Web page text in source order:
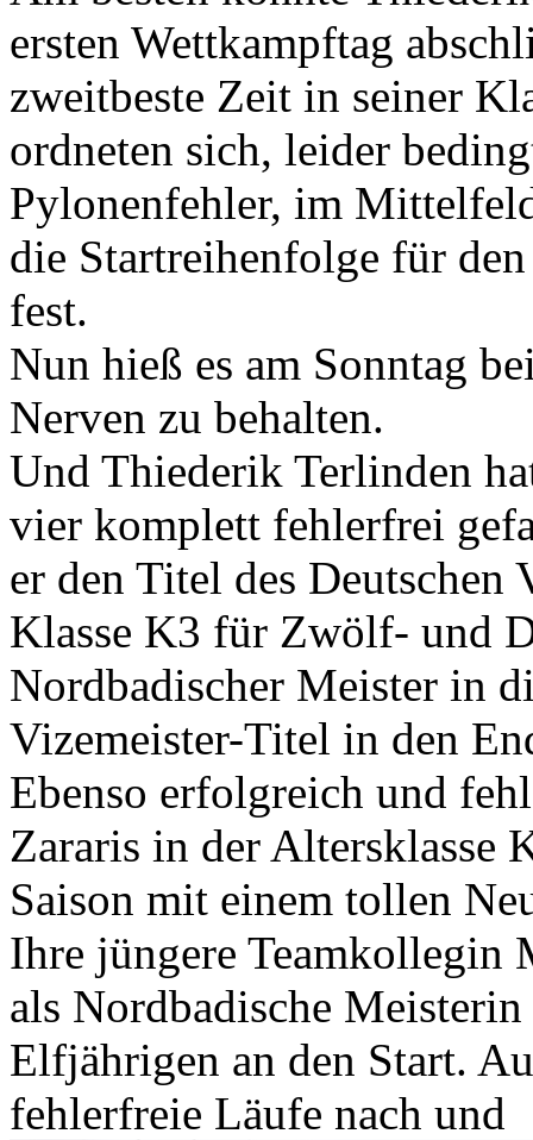
ersten Wettkampftag
zweitbeste Zeit in seiner
ordneten sich, leider
Pylonenfehler, im
die Startreihenfolge für
fest.
Nun hieß es am Sonntag
Nerven zu behalten.
Und Thiederik Terlinden
vier komplett fehlerfrei
er den Titel des
Klasse K3 für Zwölf- und
Nordbadischer Meister in
Vizemeister-Titel in den
Ebenso erfolgreich und
Zararis in der Altersklasse
Saison mit einem tollen
Ihre jüngere Teamkollegin
als Nordbadische
Elfjährigen an den Start.
fehlerfreie Läufe nach und